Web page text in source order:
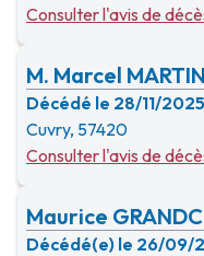
Consulter l'avis de
M. Marcel MARTIN
Décédé le 28/11/2025
Cuvry, 57420
Consulter l'avis de
Maurice
Décédé(e) le 26/09/